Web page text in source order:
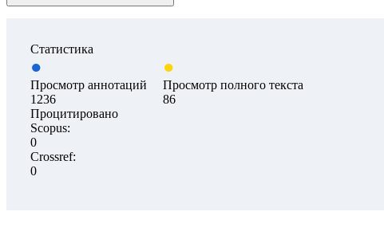
Статистика
Просмотр аннотаций
1236
Просмотр полного текста
86
Процитировано
Scopus:
0
Crossref:
0